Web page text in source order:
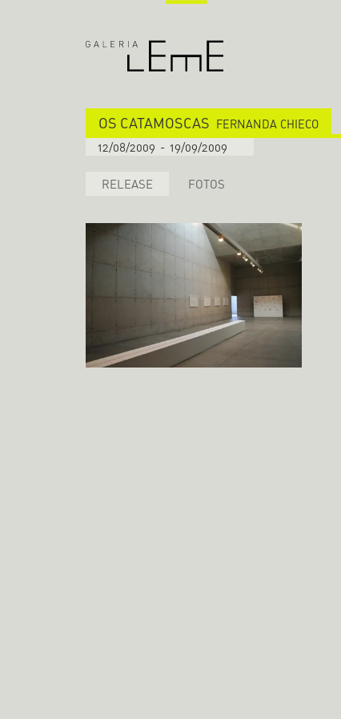
OS CATAMOSCAS FERNANDA CHIECO
12/08/2009 - 19/09/2009
RELEASE FOTOS